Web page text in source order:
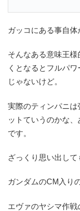
ガッコにある事自体
そんなある意味王
くとなるとフルパ
じゃないけど。
実際のティンパニ
ットていうのかな
です。
ざっくり思い出して
ガンダムのCM入り
エヴァのヤシマ作戦